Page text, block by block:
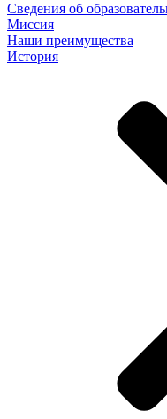
Сведения об
Миссия
Наши преимущества
История